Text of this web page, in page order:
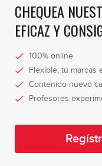
CHEQUEA
EFICAZ Y
100% online
Flexible, tú marcas
Contenido nuevo
Profesores